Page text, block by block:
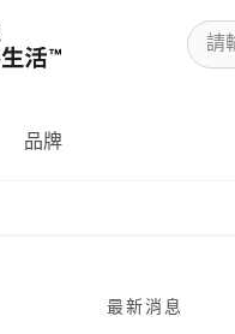
品牌
最新消息